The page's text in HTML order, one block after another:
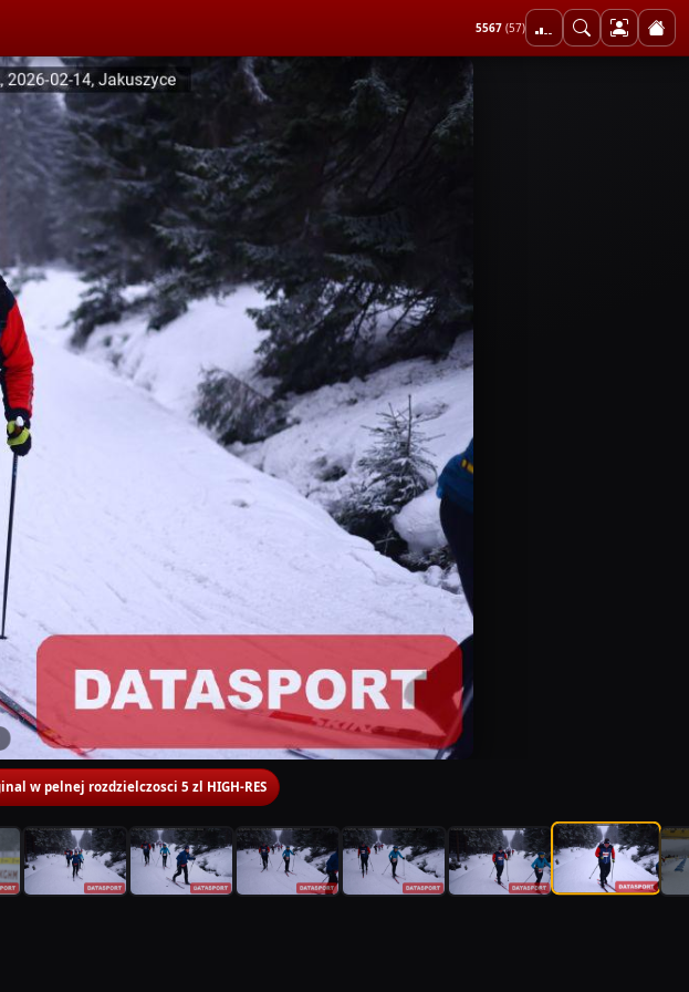
5567 (57)
w pelnej rozdzielczosci 5 zl HIGH-RES